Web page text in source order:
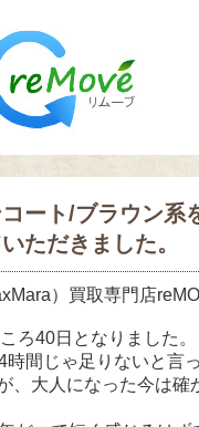
ート/ブラウン系
ただきました。
）買取専門店
ろ40日となりました。
間じゃ足りないと言
、大人になった今は確